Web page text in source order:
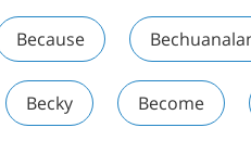
Because
Becky Become